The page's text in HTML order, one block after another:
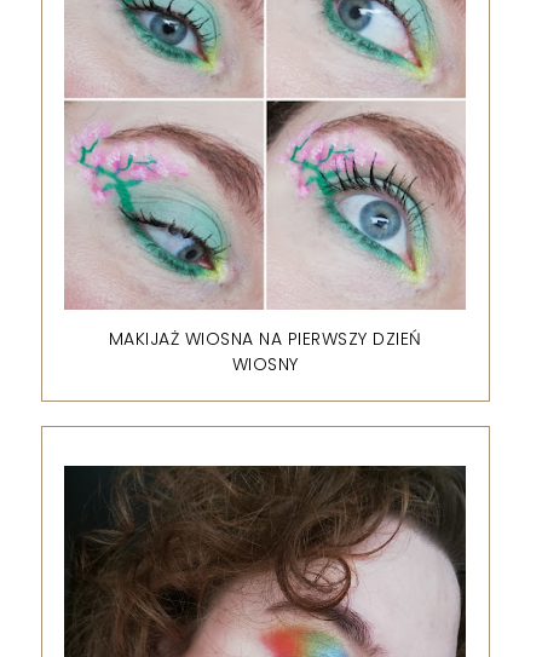
MAKIJAŻ WIOSNA NA PIERWSZY DZIEŃ
WIOSNY